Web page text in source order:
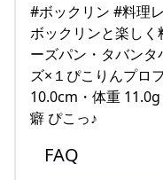
#ボックリン #料理
ボックリンと楽し
ーズパン・タバン
ズ×１ぴこりんプロ
10.0cm・体重
癖 ぴこっ♪
FAQ